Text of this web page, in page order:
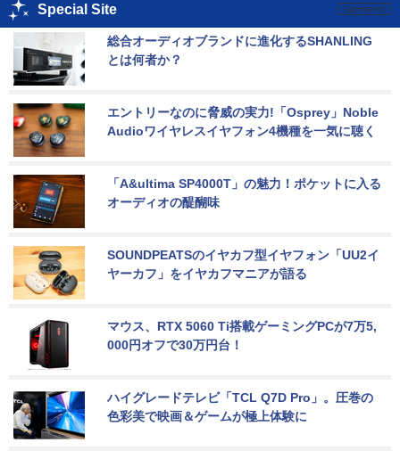
Special Site
総合オーディオブランドに進化するSHANLING
とは何者か？
エントリーなのに脅威の実力!「Osprey」Noble
Audioワイヤレスイヤフォン4機種を一気に聴く
「A&ultima SP4000T」の魅力！ポケットに入る
オーディオの醍醐味
SOUNDPEATSのイヤカフ型イヤフォン「UU2イ
ヤーカフ」をイヤカフマニアが語る
マウス、RTX 5060 Ti搭載ゲーミングPCが7万5,
000円オフで30万円台！
ハイグレードテレビ「TCL Q7D Pro」。圧巻の
色彩美で映画＆ゲームが極上体験に